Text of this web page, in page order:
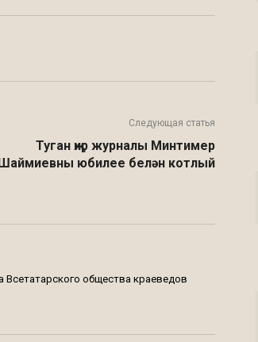
Следующая статья
Туган җир журналы Минтимер
Шаймиевны юбилее белән котлый
Всетатарского общества краеведов